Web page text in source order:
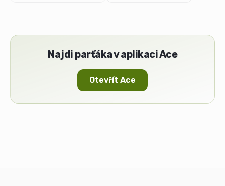
Najdi parťáka v aplikaci Ace
Otevřít Ace